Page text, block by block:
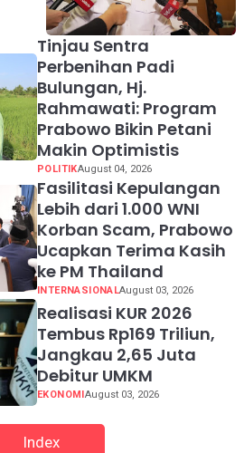
Tinjau Sentra
Perbenihan Padi
Bulungan, Hj.
Rahmawati: Program
Prabowo Bikin Petani
Makin Optimistis
POLITIKAugust 04, 2026
Fasilitasi Kepulangan
Lebih dari 1.000 WNI
Korban Scam, Prabowo
Ucapkan Terima Kasih
ke PM Thailand
INTERNASIONALAugust 03, 2026
Realisasi KUR 2026
Tembus Rp169 Triliun,
Jangkau 2,65 Juta
Debitur UMKM
EKONOMIAugust 03, 2026
Index